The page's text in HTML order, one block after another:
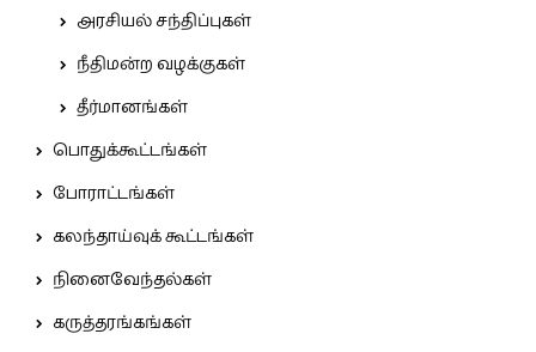
அரசியல் சந்திப்புகள்
நீதிமன்ற வழக்குகள்
தீர்மானங்கள்
பொதுக்கூட்டங்கள்
போராட்டங்கள்
கலந்தாய்வுக் கூட்டங்கள்
நினைவேந்தல்கள்
கருத்தரங்கங்கள்